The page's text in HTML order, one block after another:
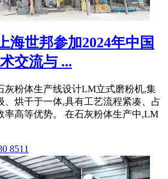
海世邦参加2024年中国
交流与 ...
灰粉体生产线设计LM立式磨粉机,集
、烘干于一体,具有工艺流程紧凑、占
率高等优势。 在石灰粉体生产中,LM
8511